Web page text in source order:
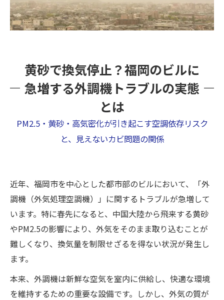
見えないカビを可視化する！プロが行う空調設
備の徹底調査の全貌
空気を根本から変える！MIST工法®による最新
カビ除去と空気質改善とは
放置は危険！ビル管理者が今日から実践できる
カビ対策チェックリスト
なぜ福岡でカビが急増？九州特有の気候と都市
気の安全性を科学的にチェック
外調機のカビは放置厳禁！ビル全体を守るため
に今すぐできる最重要対策とは
黄砂で換気停止？福岡のビルに
急増する外調機トラブルの実態
とは
PM2.5・黄砂・高気密化が引き起こす空調依存リスク
と、見えないカビ問題の関係
近年、福岡市を中心とした都市部のビルにおいて、「外
調機（外気処理空調機）」に関するトラブルが急増して
います。特に春先になると、中国大陸から飛来する黄砂
やPM2.5の影響により、外気をそのまま取り込むことが
難しくなり、換気量を制限せざるを得ない状況が発生し
ます。
本来、外調機は新鮮な空気を室内に供給し、快適な環境
を維持するための重要な設備です。しかし、外気の質が